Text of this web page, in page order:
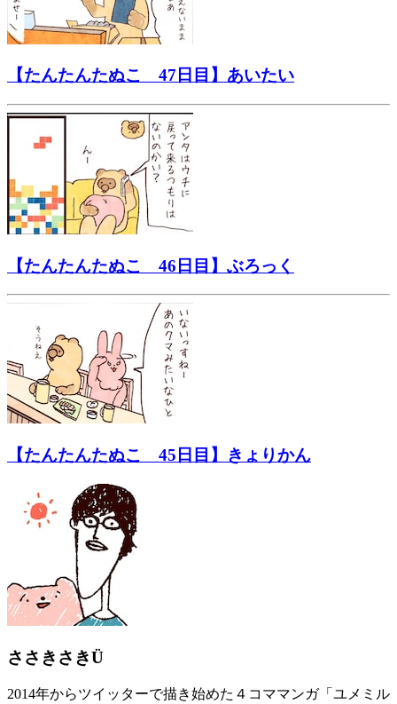
【たんたんたぬこ 47日目】あいたい
【たんたんたぬこ 46日目】ぶろっく
【たんたんたぬこ 45日目】きょりかん
ささきさきÜ
2014年からツイッターで描き始めた４コママンガ「ユメミル